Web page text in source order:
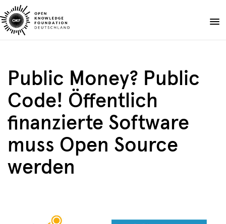
Skip
to
Projekte
Publikationen
Blog
DE
EN
Public Money? Public
Code! Öffentlich
finanzierte Software
muss Open Source
werden